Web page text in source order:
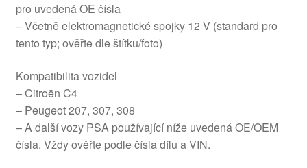
pro uvedená OE čísla
– Včetně elektromagnetické spojky 12 V (standard pro
tento typ; ověřte dle štítku/foto)
Kompatibilita vozidel
– Citroën C4
– Peugeot 207, 307, 308
– A další vozy PSA používající níže uvedená OE/OEM
čísla. Vždy ověřte podle čísla dílu a VIN.